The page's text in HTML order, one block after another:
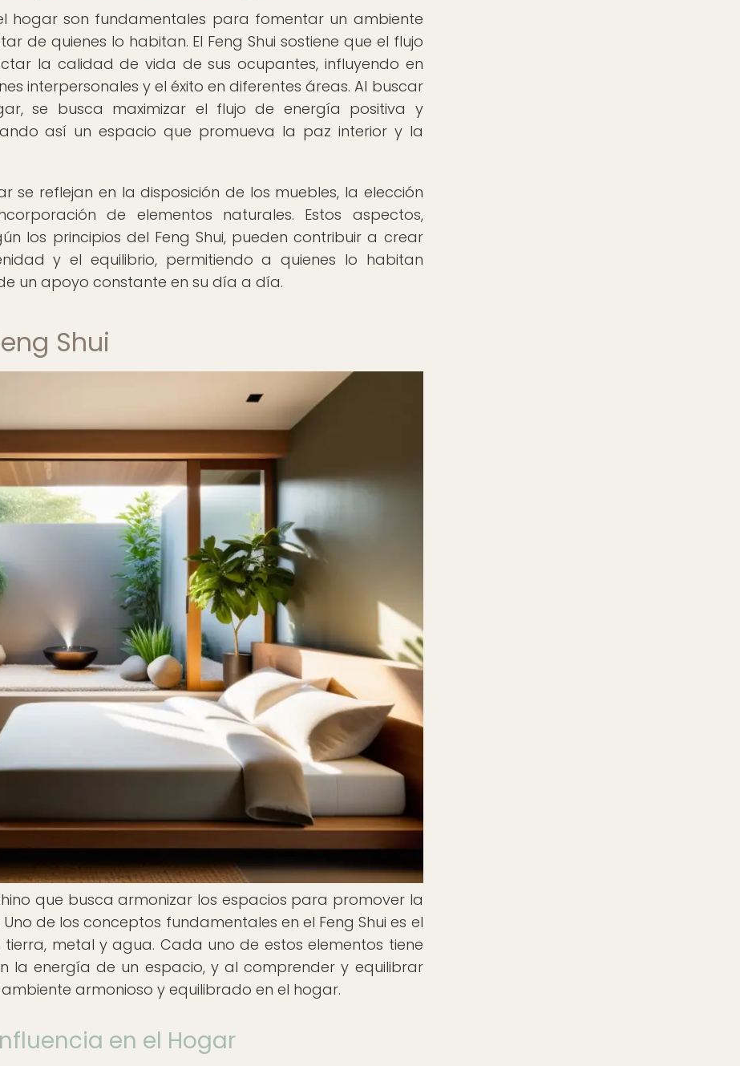
hogar son fundamentales para fomentar un ambiente
de quienes lo habitan. El Feng Shui sostiene que el flujo
la calidad de vida de sus ocupantes, influyendo en
interpersonales y el éxito en diferentes áreas. Al buscar
se busca maximizar el flujo de energía positiva y
así un espacio que promueva la paz interior y la
se reflejan en la disposición de los muebles, la elección
de elementos naturales. Estos aspectos,
los principios del Feng Shui, pueden contribuir a crear
y el equilibrio, permitiendo a quienes lo habitan
un apoyo constante en su día a día.
Shui
que busca armonizar los espacios para promover la
de los conceptos fundamentales en el Feng Shui es el
metal y agua. Cada uno de estos elementos tiene
la energía de un espacio, y al comprender y equilibrar
armonioso y equilibrado en el hogar.
en el Hogar